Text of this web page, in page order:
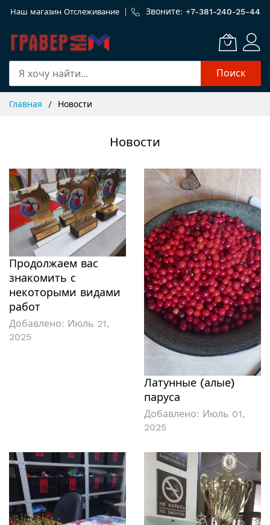
Наш магазин Отслеживание Звоните: +7-381-240-25-44
Поиск
Главная Новости
Новости
Продолжаем вас
знакомить с
некоторыми видами
работ
Добавлено: Июль 21,
2025
Латунные (алые)
паруса
Добавлено: Июль 01,
2025